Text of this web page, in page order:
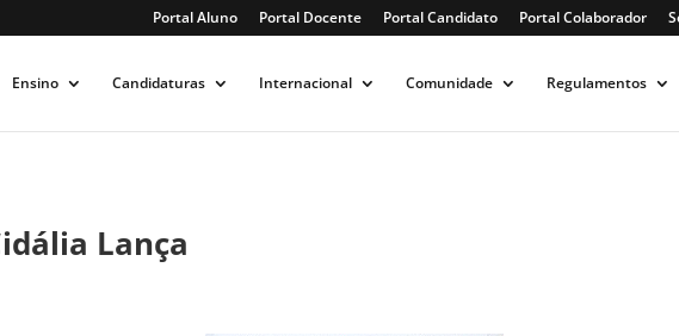
Portal Aluno Portal Docente Portal Candidato Portal Colaborador
Ensino Candidaturas Internacional Comunidade Regulamentos
Lança